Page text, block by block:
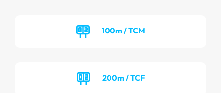
100m / TCM
200m / TCF